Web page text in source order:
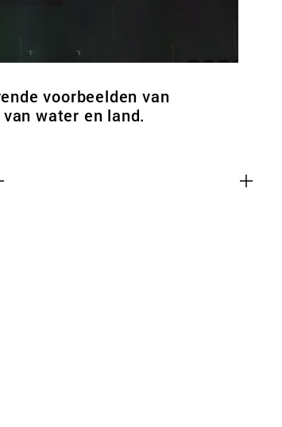
voorbeelden van
water en land.